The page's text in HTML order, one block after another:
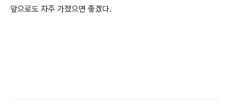
앞으로도 자주 가졌으면 좋겠다.